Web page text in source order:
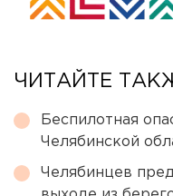
ЧИТАЙТЕ
Беспилотная
Челябинской
Челябинцев